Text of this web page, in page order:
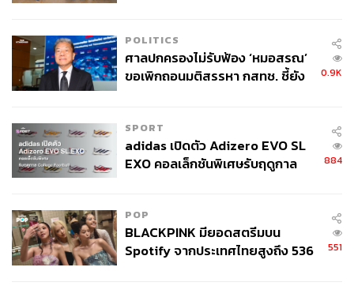
POLITICS
ศาลปกครองไม่รับฟ้อง ‘หมอสรณ’
ขอเพิกถอนมติสรรหา กสทช. ชี้ยัง
0.9K
SPORT
adidas เปิดตัว Adizero EVO SL
EXO คอลเล็กชันพิเศษรับฤดูกาล
884
POP
BLACKPINK มียอดสตรีมบน
Spotify จากประเทศไทยสูงถึง 536
551